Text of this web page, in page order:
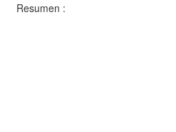
Resumen :